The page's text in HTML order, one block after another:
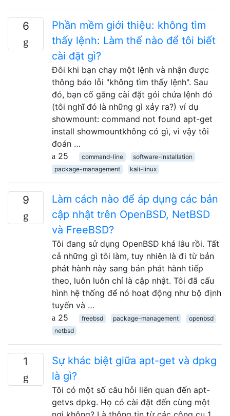
6
Phần mềm giới thiệu: không tìm
thấy lệnh: Làm thế nào để tôi biết
cài đặt gì?
Đôi khi bạn chạy một lệnh và nhận được
thông báo lỗi "không tìm thấy lệnh". Sau
đó, bạn cố gắng cài đặt gói chứa lệnh đó
(tôi nghĩ đó là những gì xảy ra?) ví dụ
showmount: command not found apt-get
install showmountkhông có gì, vì vậy tôi
đoán …
25
command-line
software-installation
package-management
kali-linux
9
Làm cách nào để áp dụng các bản
cập nhật trên OpenBSD, NetBSD
và FreeBSD?
Tôi đang sử dụng OpenBSD khá lâu rồi. Tất
cả những gì tôi làm, tuy nhiên là đi từ bản
phát hành này sang bản phát hành tiếp
theo, luôn luôn chỉ là cập nhật. Tôi đã cấu
hình hệ thống để nó hoạt động như bộ định
tuyến và …
25
freebsd package-management
openbsd
netbsd
1
Sự khác biệt giữa apt-get và dpkg
là gì?
Tôi có một số câu hỏi liên quan đến apt-
getvs dpkg. Họ có cài đặt đến cùng một